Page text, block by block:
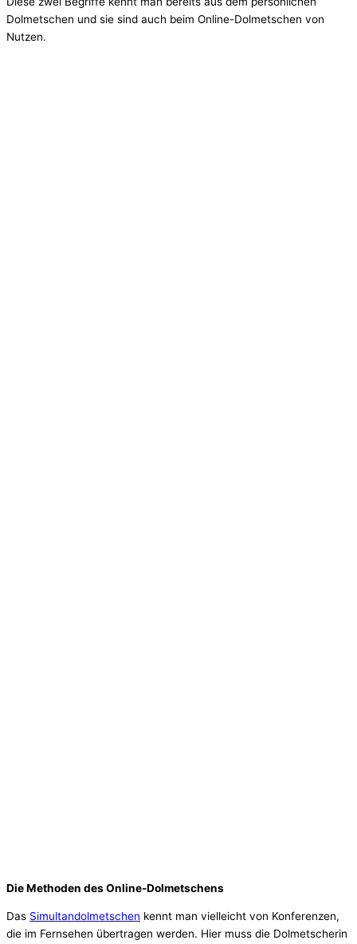
Dolmetschen und sie sind auch beim Online-Dolmetschen von
Nutzen.
Die Methoden des Online-Dolmetschens
Das Simultandolmetschen kennt man vielleicht von Konferenzen,
die im Fernsehen übertragen werden. Hier muss die Dolmetscherin